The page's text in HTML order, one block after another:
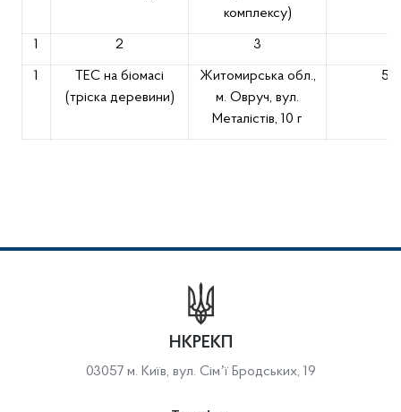
комплексу)
1 2 3
1
ТЕС на біомасі
(тріска деревини)
Житомирська обл.,
м. Овруч, вул.
Металістів, 10 г
НКРЕКП
03057 м. Київ, вул. Сімʼї Бродських, 19